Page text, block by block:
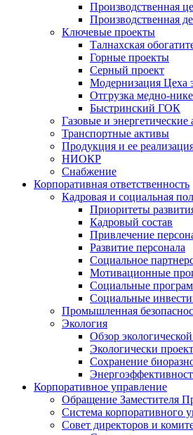
Производственная
Производственная
Ключевые проекты
Талнахская
Горные проекты
Серный проект
Модернизация Цеха
Отгрузка медно-
Быстринский ГОК
Газовые и энергетические
Транспортные активы
Продукция и ее
НИОКР
Снабжение
Корпоративная ответственность
Кадровая и социальная
Приоритеты
Кадровый состав
Привлечение
Развитие персонала
Социальное
Мотивационные
Социальные
Социальные
Промышленная
Экология
Обзор
Экологически
Сохранение
Корпоративное управление
Обращение Заместителя
Система корпоративного
Совет директоров и